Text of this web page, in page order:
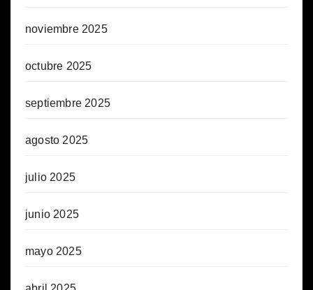
noviembre 2025
octubre 2025
septiembre 2025
agosto 2025
julio 2025
junio 2025
mayo 2025